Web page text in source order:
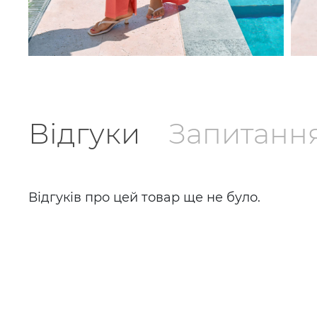
Відгуки
Відгуків про цей товар ще не було.